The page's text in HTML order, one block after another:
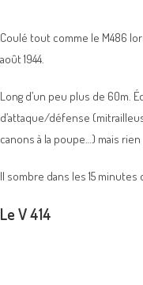
Coulé tout comme le M486
août 1944.
Long d’un peu plus de 60m.
d’attaque/défense
canons à la poupe…) mais
Il sombre dans les 15
Le V 414